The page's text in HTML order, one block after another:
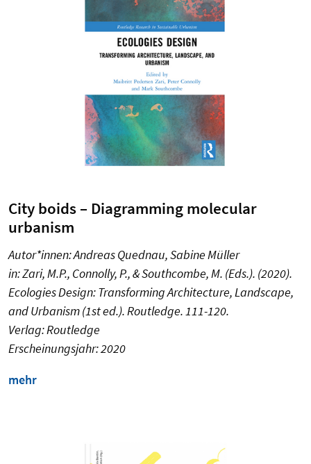
City boids – Diagramming molecular
urbanism
Autor*innen: Andreas Quednau, Sabine Müller
in: Zari, M.P., Connolly, P., & Southcombe, M. (Eds.). (2020).
Ecologies Design: Transforming Architecture, Landscape,
and Urbanism (1st ed.). Routledge. 111-120.
Verlag: Routledge
Erscheinungsjahr: 2020
mehr